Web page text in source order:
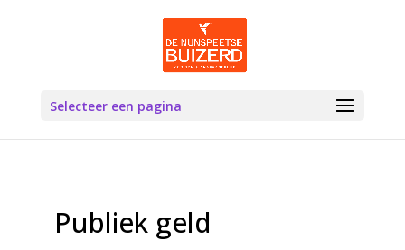
Selecteer een pagina
Publiek geld